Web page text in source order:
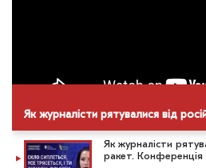
Як журналісти
ракет.